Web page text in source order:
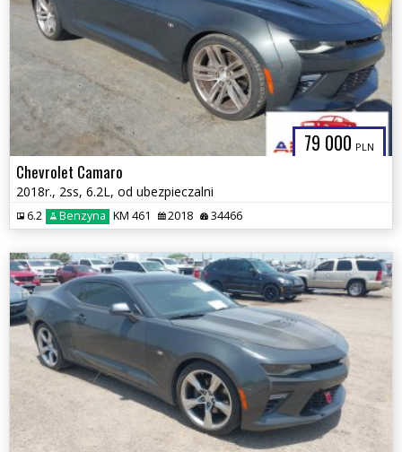
79 000 PLN
Chevrolet Camaro
2018r., 2ss, 6.2L, od ubezpieczalni
6.2 Benzyna KM 461 2018 34466